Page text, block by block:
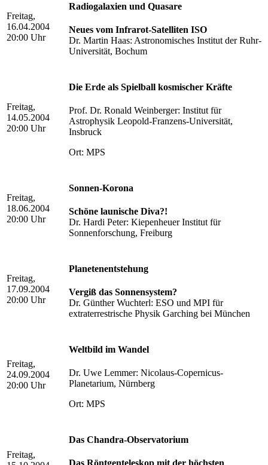
Freitag,
16.04.2004
20:00 Uhr
Radiogalaxien und Quasare
Neues vom Infrarot-Satelliten ISO
Dr. Martin Haas: Astronomisches Institut der Ruhr-
Universität, Bochum
Freitag,
14.05.2004
20:00 Uhr
Die Erde als Spielball kosmischer Kräfte
Prof. Dr. Ronald Weinberger: Institut für
Astrophysik Leopold-Franzens-Universität,
Insbruck
Ort: MPS
Freitag,
18.06.2004
20:00 Uhr
Sonnen-Korona
Schöne launische Diva?!
Dr. Hardi Peter: Kiepenheuer Institut für
Sonnenforschung, Freiburg
Freitag,
17.09.2004
20:00 Uhr
Planetenentstehung
Vergiß das Sonnensystem?
Dr. Günther Wuchterl: ESO und MPI für
extraterrestrische Physik Garching bei München
Freitag,
24.09.2004
20:00 Uhr
Weltbild im Wandel
Dr. Uwe Lemmer: Nicolaus-Copernicus-
Planetarium, Nürnberg
Ort: MPS
Freitag,
Das Chandra-Observatorium
Das Röntgenteleskop mit der höchsten